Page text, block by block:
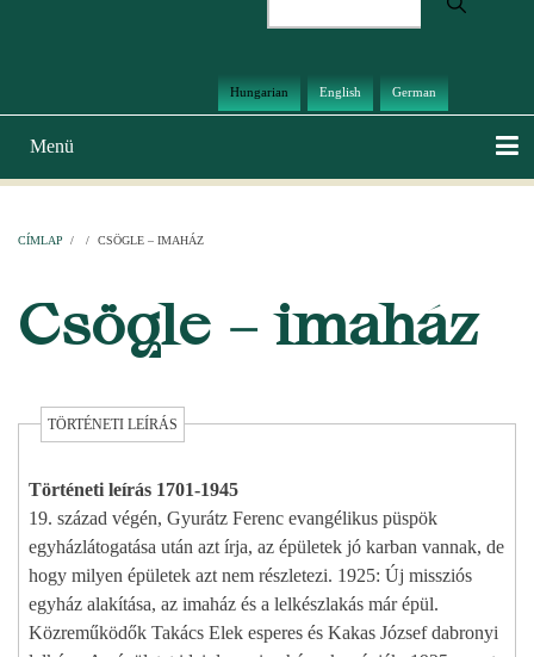
Hungarian English German
Main
navigation
Menü
CÍMLAP / / CSÖGLE – IMAHÁZ
Csögle – imaház
TÖRTÉNETI LEÍRÁS
Történeti leírás 1701-1945
19. század végén, Gyurátz Ferenc evangélikus püspök
egyházlátogatása után azt írja, az épületek jó karban vannak, de
hogy milyen épületek azt nem részletezi. 1925: Új missziós
egyház alakítása, az imaház és a lelkészlakás már épül.
Közreműködők Takács Elek esperes és Kakas József dabronyi